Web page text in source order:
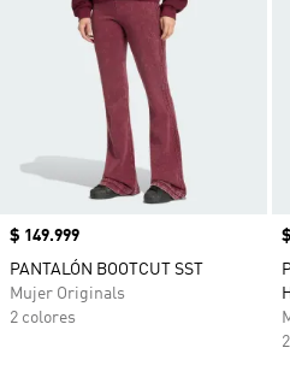
Precio
$ 149.999
PANTALÓN BOOTCUT SST
Mujer Originals
2 colores